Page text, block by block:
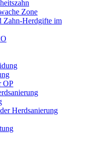
Zone
Zahn-Herdgifte im
OP
Herdsanierung